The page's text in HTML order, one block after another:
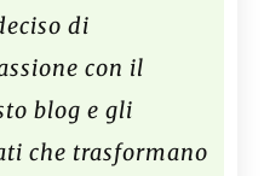
di
con il
blog e gli
che trasformano